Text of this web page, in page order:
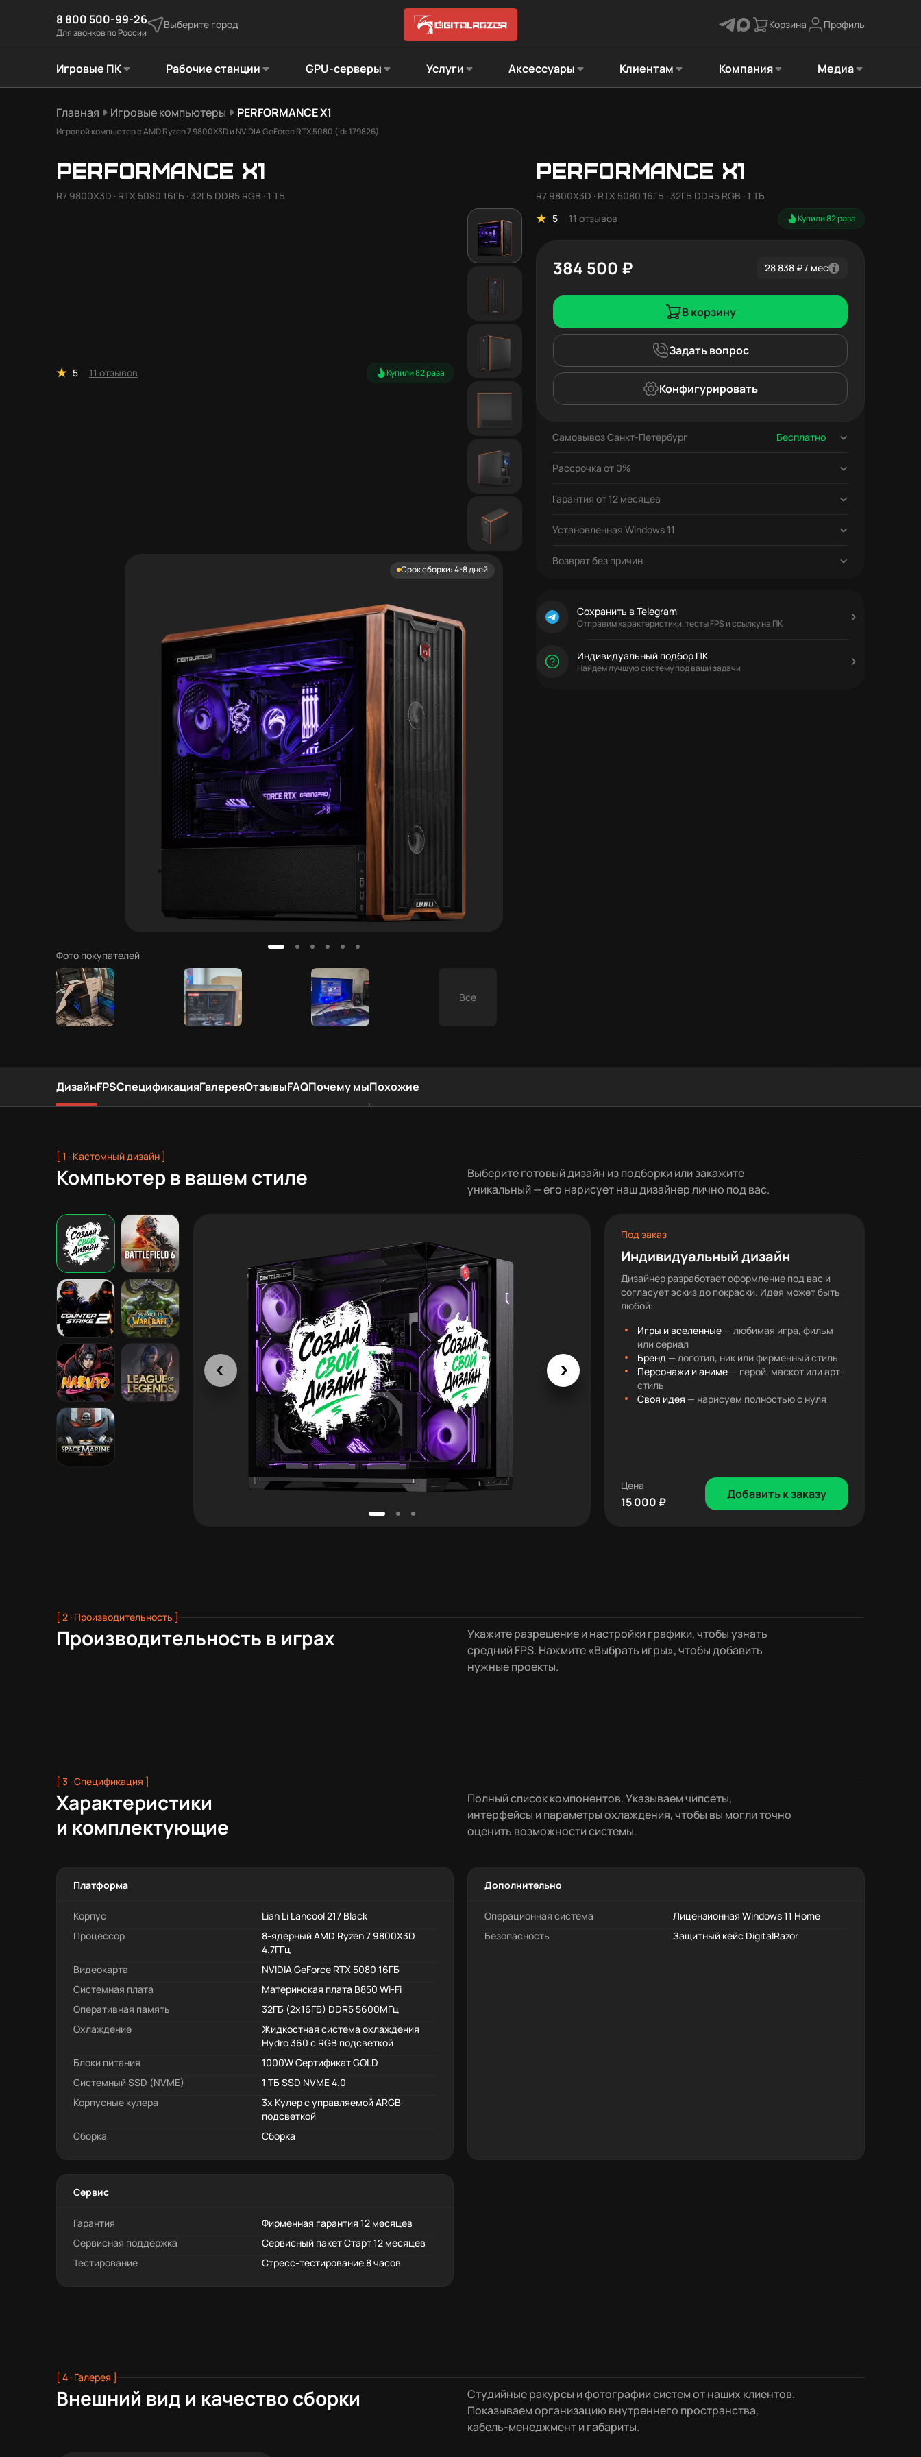
8 800 500-99-26
Для звонков по России
Выберите город Корзина Профиль
Игровые ПК Рабочие станции GPU-серверы Услуги Аксессуары Клиентам Компания Медиа
Главная Игровые компьютеры PERFORMANCE X1
Игровой компьютер с AMD Ryzen 7 9800X3D и NVIDIA GeForce RTX 5080 (id: 179826)
PERFORMANCE X1
R7 9800X3D · RTX 5080 16ГБ · 32ГБ DDR5 RGB · 1 ТБ
5 11 отзывов Купили 82 раза
Срок сборки: 4-8 дней
Фото покупателей
Все
PERFORMANCE X1
R7 9800X3D · RTX 5080 16ГБ · 32ГБ DDR5 RGB · 1 ТБ
5
11 отзывов Купили 82 раза
384 500 ₽ 28 838 ₽ / мес
В корзину
Задать вопрос
Конфигурировать
Самовывоз Санкт-Петербург
Бесплатно
Бесплатно
Рассрочка от 0%
Гарантия от 12 месяцев
Установленная Windows 11
Возврат без причин
Сохранить в Telegram
Отправим характеристики, тесты FPS и ссылку на ПК
Индивидуальный подбор ПК
Найдем лучшую систему под ваши задачи
ДизайнFPSСпецификацияГалереяОтзывыFAQПочему мыПохожие
[ 1 · Кастомный дизайн ]
Компьютер в вашем стиле
Выберите готовый дизайн из подборки или закажите
уникальный — его нарисует наш дизайнер лично под вас.
Под заказ
Индивидуальный дизайн
Дизайнер разработает оформление под вас и
согласует эскиз до покраски. Идея может быть
любой:
Игры и вселенные — любимая игра, фильм
или сериал
Бренд — логотип, ник или фирменный стиль
Персонажи и аниме — герой, маскот или арт-
стиль
Своя идея — нарисуем полностью с нуля
Цена
15 000 ₽
Добавить к заказу
[ 2 · Производительность ]
Производительность в играх
Укажите разрешение и настройки графики, чтобы узнать
средний FPS. Нажмите «Выбрать игры», чтобы добавить
нужные проекты.
[ 3 · Спецификация ]
Характеристики
и комплектующие
Полный список компонентов. Указываем чипсеты,
интерфейсы и параметры охлаждения, чтобы вы могли точно
оценить возможности системы.
Платформа
Корпус
Lian Li Lancool 217 Black
Процессор
8-ядерный AMD Ryzen 7 9800X3D
4.7ГГц
Видеокарта
NVIDIA GeForce RTX 5080 16ГБ
Системная плата
Материнская плата B850 Wi-Fi
Оперативная память
32ГБ (2x16ГБ) DDR5 5600МГц
Охлаждение
Жидкостная система охлаждения
Hydro 360 с RGB подсветкой
Блоки питания
1000W Сертификат GOLD
Системный SSD (NVME)
1 ТБ SSD NVME 4.0
Корпусные кулера
3x Кулер с управляемой ARGB-
подсветкой
Сборка
Сборка
Дополнительно
Операционная система
Лицензионная Windows 11 Home
Безопасность
Защитный кейс DigitalRazor
Сервис
Гарантия
Фирменная гарантия 12 месяцев
Сервисная поддержка
Сервисный пакет Старт 12 месяцев
Тестирование
Стресс-тестирование 8 часов
[ 4 · Галерея ]
Внешний вид и качество сборки
Студийные ракурсы и фотографии систем от наших клиентов.
Показываем организацию внутреннего пространства,
кабель-менеджмент и габариты.